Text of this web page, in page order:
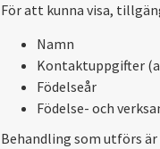
För att kunna visa,
Namn
Kontaktuppgifter
Födelseår
Födelse- och
Behandling som utförs